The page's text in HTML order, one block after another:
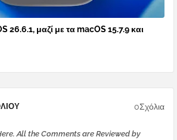
26.6.1, μαζί με τα macOS 15.7.9 και
0Σχόλια
All the Comments are Reviewed by